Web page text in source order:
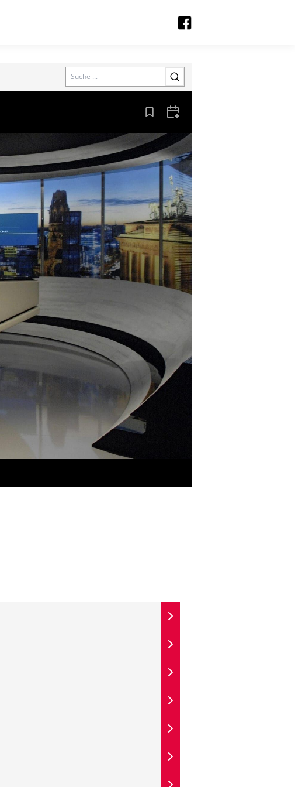
Search
Aus den Lesezeichen entfernen
Zum Kalender hinzufügen